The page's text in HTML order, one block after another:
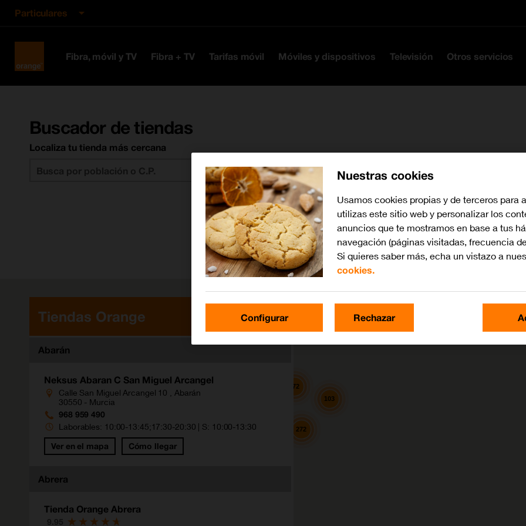
Particulares
EspañaFibra, móvil y TV Fibra + TV Tarifas móvil Móviles y dispositivos Televisión Otros servicios
Buscador de tiendas
Localiza tu tienda más cercana
Buscar tiendas cerca de mí
272
172
103
Tiendas Orange
Abarán
Neksus Abaran C San Miguel Arcangel
Calle San Miguel Arcangel 10 , Abarán
30550 - Murcia
968 959 490
Laborables: 10:00-13:45;17:30-20:30 | S: 10:00-13:30
Ver en el mapa
Cómo llegar
Abrera
Tienda Orange Abrera
Nuestras cookies
Usamos cookies propias y de terceros para
utilizas este sitio web y personalizar los
anuncios que te mostramos en base a tus
navegación (páginas visitadas, frecuencia
Si quieres saber más, echa un vistazo a
cookies.
Configurar Rechazar